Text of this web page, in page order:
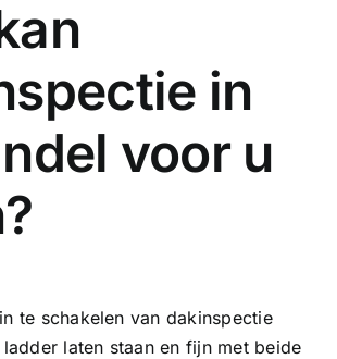
in
voor u
te schakelen van dakinspectie
laten staan en fijn met beide